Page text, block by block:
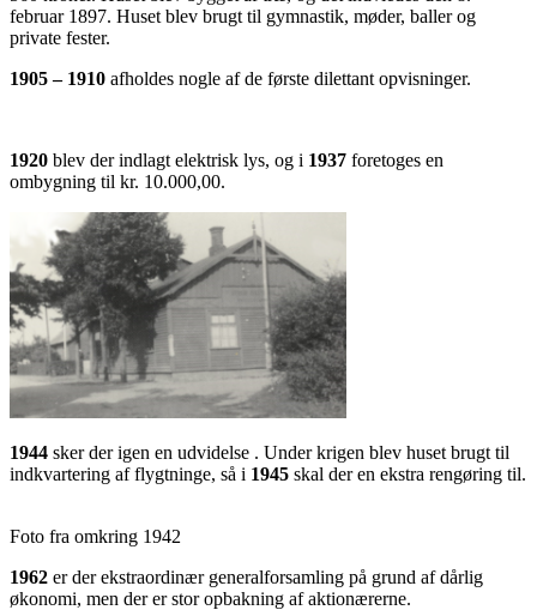
februar 1897. Huset blev brugt til gymnastik, møder, baller og
private fester.
1905 – 1910 afholdes nogle af de første dilettant opvisninger.
1920 blev der indlagt elektrisk lys, og i 1937 foretoges en
ombygning til kr. 10.000,00.
1944 sker der igen en udvidelse . Under krigen blev huset brugt til
indkvartering af flygtninge, så i 1945 skal der en ekstra rengøring til.
Foto fra omkring 1942
1962 er der ekstraordinær generalforsamling på grund af dårlig
økonomi, men der er stor opbakning af aktionærerne.